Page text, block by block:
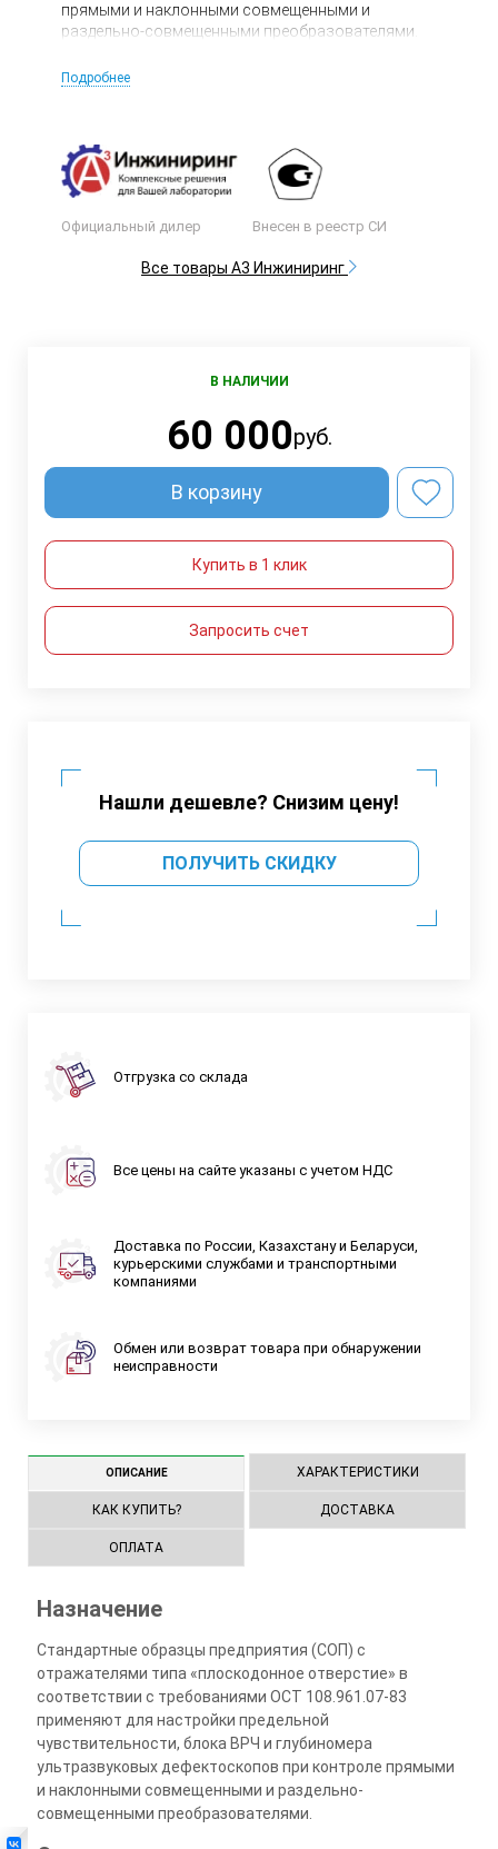
прямыми и наклонными совмещенными и
раздельно-совмещенными преобразователями.
Подробнее
Официальный дилер Внесен в реестр СИ
Все товары А3 Инжиниринг
В НАЛИЧИИ
60 000руб.
В корзину
Купить в 1 клик
Запросить счет
Нашли дешевле? Снизим цену!
ПОЛУЧИТЬ СКИДКУ
Отгрузка со склада
Все цены на сайте указаны с учетом НДС
Доставка по России, Казахстану и Беларуси,
курьерскими службами и транспортными
компаниями
Обмен или возврат товара при обнаружении
неисправности
ОПИСАНИЕ ХАРАКТЕРИСТИКИ
КАК КУПИТЬ? ДОСТАВКА
ОПЛАТА
Назначение
Стандартные образцы предприятия (СОП) с
отражателями типа «плоскодонное отверстие» в
соответствии с требованиями ОСТ 108.961.07-83
применяют для настройки предельной
чувствительности, блока ВРЧ и глубиномера
ультразвуковых дефектоскопов при контроле прямыми
и наклонными совмещенными и раздельно-
совмещенными преобразователями.